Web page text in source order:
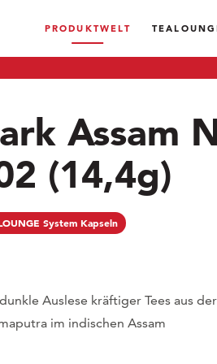
PRODUKTWELT
Assam
(14,4g)
System Kapseln
Auslese kräftiger Tees aus
im indischen Assam